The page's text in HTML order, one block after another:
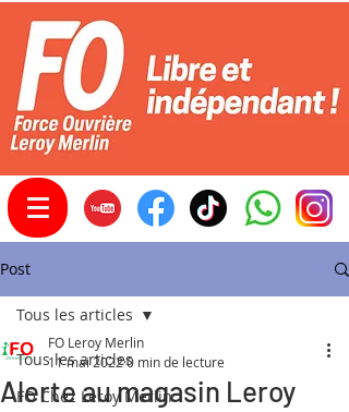
Post
Tous les articles
FO Chez Leroy Merlin
Tous les articles
Alerte au magasin Leroy
FO Leroy Merlin
11 mai 20220 min de lecture